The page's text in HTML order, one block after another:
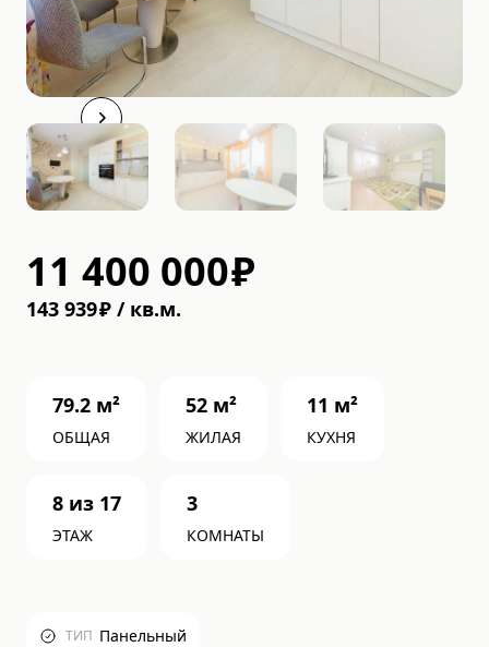
11 400 000₽
143 939₽ / кв.м.
79.2 м²
ОБЩАЯ
52 м²
ЖИЛАЯ
11 м²
КУХНЯ
8 из 17
ЭТАЖ
3
КОМНАТЫ
ТИП Панельный